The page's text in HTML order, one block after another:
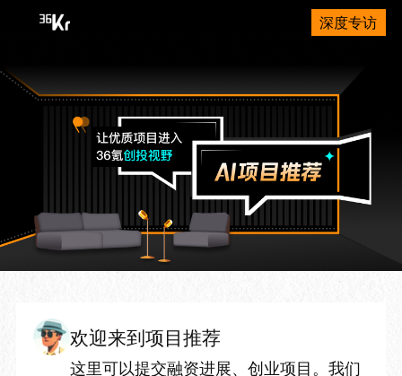
深度专访
欢迎来到项目推荐
这里可以提交融资进展、创业项目。我们